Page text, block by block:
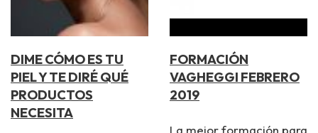
DIME CÓMO ES TU
PIEL Y TE DIRÉ QUÉ
PRODUCTOS
NECESITA
FORMACIÓN
VAGHEGGI FEBRERO
2019
La mejor formación para